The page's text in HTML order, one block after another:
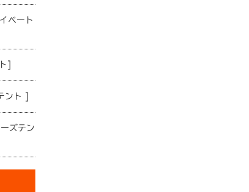
ベート
]
ント ]
ズテン